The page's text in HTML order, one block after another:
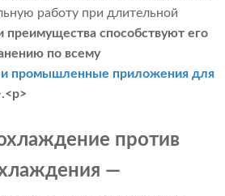
работу при длительной
преимущества способствуют его
по всему
и промышленные приложения для
против
—